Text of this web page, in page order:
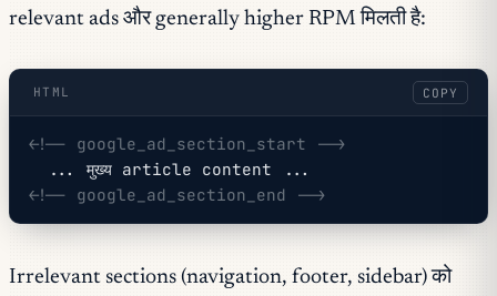
relevant ads और generally higher RPM मिलती है:
HTML COPY
<!-- google_ad_section_start -->
  ... मुख्य article content ...
<!-- google_ad_section_end -->
Irrelevant sections (navigation, footer, sidebar) को